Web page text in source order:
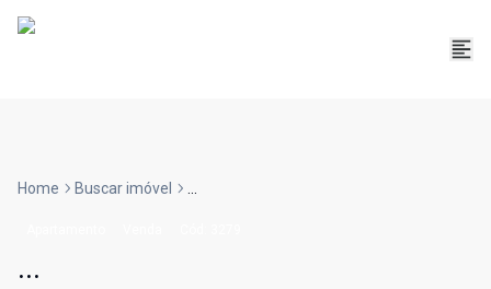
Home Buscar imóvel ...
...